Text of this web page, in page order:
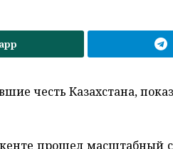
честь Казахстана,
прошел